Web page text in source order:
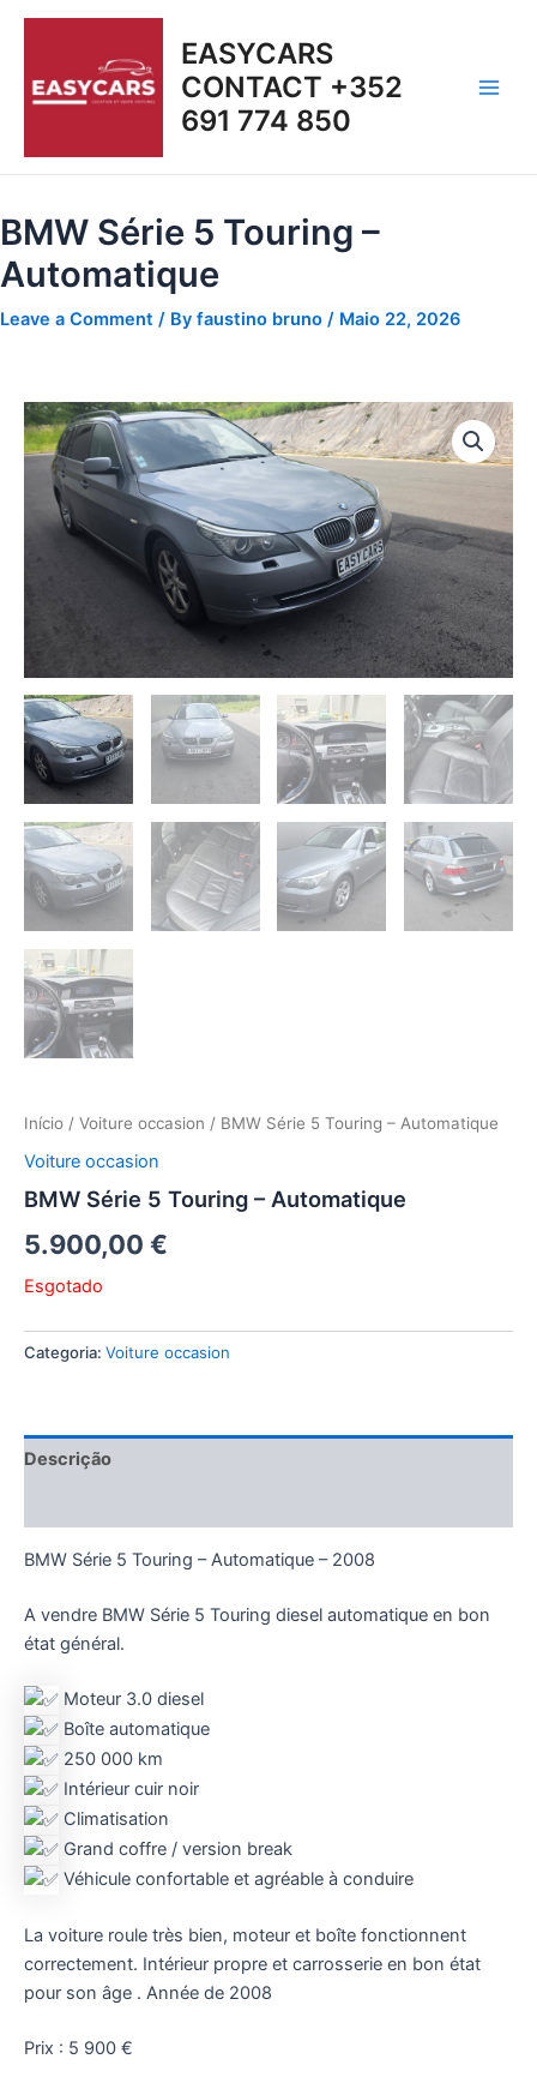
Skip
EASYCARS
CONTACT +352
691 774 850
BMW Série 5 Touring –
Automatique
Leave a Comment / By faustino bruno / Maio 22, 2026
Início / Voiture occasion / BMW Série 5 Touring – Automatique
Voiture occasion
BMW Série 5 Touring – Automatique
5.900,00 €
Esgotado
Categoria: Voiture occasion
Descrição
BMW Série 5 Touring – Automatique – 2008
A vendre BMW Série 5 Touring diesel automatique en bon
état général.
Moteur 3.0 diesel
Boîte automatique
250 000 km
Intérieur cuir noir
Climatisation
Grand coffre / version break
Véhicule confortable et agréable à conduire
La voiture roule très bien, moteur et boîte fonctionnent
correctement. Intérieur propre et carrosserie en bon état
pour son âge . Année de 2008
Prix : 5 900 €